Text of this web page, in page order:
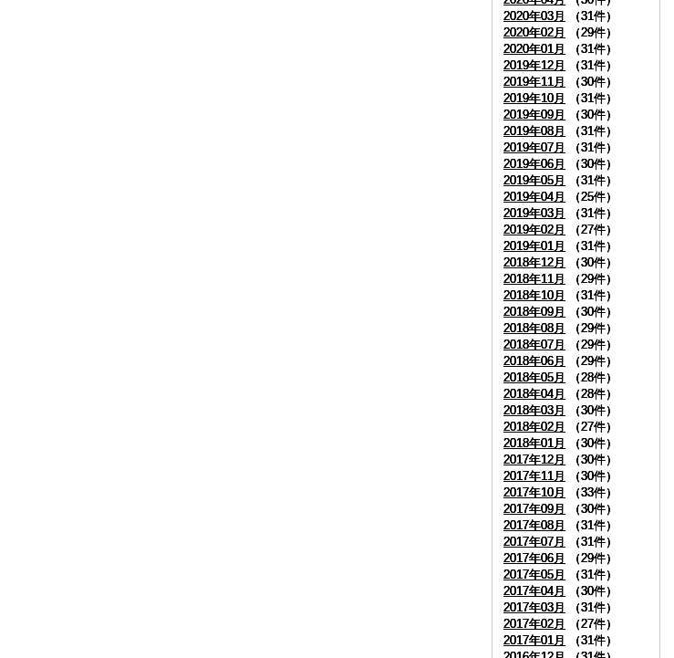
2020年03月
（31件）
2020年02月
（29件）
2020年01月
（31件）
2019年12月
（31件）
2019年11月
（30件）
2019年10月
（31件）
2019年09月
（30件）
2019年08月
（31件）
2019年07月
（31件）
2019年06月
（30件）
2019年05月
（31件）
2019年04月
（25件）
2019年03月
（31件）
2019年02月
（27件）
2019年01月
（31件）
2018年12月
（30件）
2018年11月
（29件）
2018年10月
（31件）
2018年09月
（30件）
2018年08月
（29件）
2018年07月
（29件）
2018年06月
（29件）
2018年05月
（28件）
2018年04月
（28件）
2018年03月
（30件）
2018年02月
（27件）
2018年01月
（30件）
2017年12月
（30件）
2017年11月
（30件）
2017年10月
（33件）
2017年09月
（30件）
2017年08月
（31件）
2017年07月
（31件）
2017年06月
（29件）
2017年05月
（31件）
2017年04月
（30件）
2017年03月
（31件）
2017年02月
（27件）
2017年01月
（31件）
2020年03月
（31件）
2020年02月
（29件）
2020年01月
（31件）
2019年12月
（31件）
2019年11月
（30件）
2019年10月
（31件）
2019年09月
（30件）
2019年08月
（31件）
2019年07月
（31件）
2019年06月
（30件）
2019年05月
（31件）
2019年04月
（25件）
2019年03月
（31件）
2019年02月
（27件）
2019年01月
（31件）
2018年12月
（30件）
2018年11月
（29件）
2018年10月
（31件）
2018年09月
（30件）
2018年08月
（29件）
2018年07月
（29件）
2018年06月
（29件）
2018年05月
（28件）
2018年04月
（28件）
2018年03月
（30件）
2018年02月
（27件）
2018年01月
（30件）
2017年12月
（30件）
2017年11月
（30件）
2017年10月
（33件）
2017年09月
（30件）
2017年08月
（31件）
2017年07月
（31件）
2017年06月
（29件）
2017年05月
（31件）
2017年04月
（30件）
2017年03月
（31件）
2017年02月
（27件）
2017年01月
（31件）
2020年03月
（31件）
2020年02月
（29件）
2020年01月
（31件）
2019年12月
（31件）
2019年11月
（30件）
2019年10月
（31件）
2019年09月
（30件）
2019年08月
（31件）
2019年07月
（31件）
2019年06月
（30件）
2019年05月
（31件）
2019年04月
（25件）
2019年03月
（31件）
2019年02月
（27件）
2019年01月
（31件）
2018年12月
（30件）
2018年11月
（29件）
2018年10月
（31件）
2018年09月
（30件）
2018年08月
（29件）
2018年07月
（29件）
2018年06月
（29件）
2018年05月
（28件）
2018年04月
（28件）
2018年03月
（30件）
2018年02月
（27件）
2018年01月
（30件）
2017年12月
（30件）
2017年11月
（30件）
2017年10月
（33件）
2017年09月
（30件）
2017年08月
（31件）
2017年07月
（31件）
2017年06月
（29件）
2017年05月
（31件）
2017年04月
（30件）
2017年03月
（31件）
2017年02月
（27件）
2017年01月
（31件）
2020年03月
（31件）
2020年02月
（29件）
2020年01月
（31件）
2019年12月
（31件）
2019年11月
（30件）
2019年10月
（31件）
2019年09月
（30件）
2019年08月
（31件）
2019年07月
（31件）
2019年06月
（30件）
2019年05月
（31件）
2019年04月
（25件）
2019年03月
（31件）
2019年02月
（27件）
2019年01月
（31件）
2018年12月
（30件）
2018年11月
（29件）
2018年10月
（31件）
2018年09月
（30件）
2018年08月
（29件）
2018年07月
（29件）
2018年06月
（29件）
2018年05月
（28件）
2018年04月
（28件）
2018年03月
（30件）
2018年02月
（27件）
2018年01月
（30件）
2017年12月
（30件）
2017年11月
（30件）
2017年10月
（33件）
2017年09月
（30件）
2017年08月
（31件）
2017年07月
（31件）
2017年06月
（29件）
2017年05月
（31件）
2017年04月
（30件）
2017年03月
（31件）
2017年02月
（27件）
2017年01月
（31件）